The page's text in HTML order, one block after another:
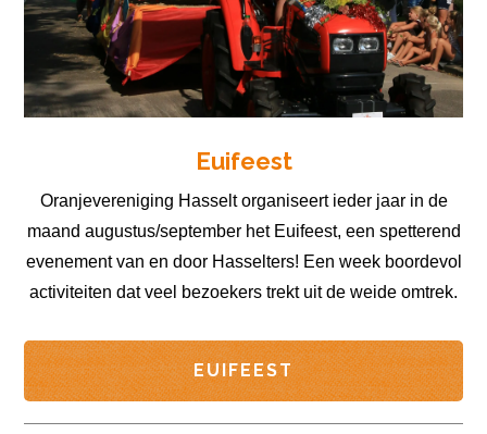
Euifeest
Oranjevereniging Hasselt organiseert ieder jaar in de
maand augustus/september het Euifeest, een spetterend
evenement van en door Hasselters! Een week boordevol
activiteiten dat veel bezoekers trekt uit de weide omtrek.
EUIFEEST